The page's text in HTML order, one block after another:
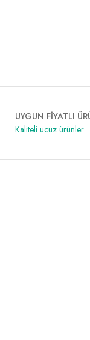
UYGUN FİYATLI
Kaliteli ucuz ürünler